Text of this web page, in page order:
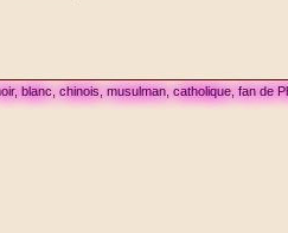
blanc, chinois, musulman, catholique, fan de